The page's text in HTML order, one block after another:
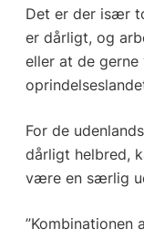
Det er der især
er dårligt, og
eller at de
For de
dårligt helbred,
være en særlig
”Kombinationen